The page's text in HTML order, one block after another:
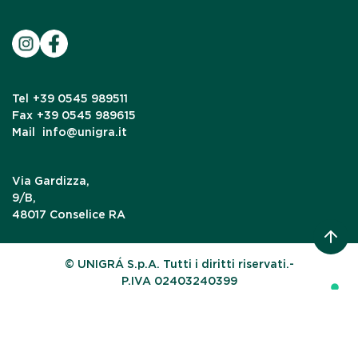
Tel
+39 0545 989511
Fax +39 0545 989615
Mail
info@unigra.it
Via Gardizza,
9/B,
48017 Conselice RA
© UNIGRÁ S.p.A. Tutti i diritti riservati.-
P.IVA 02403240399